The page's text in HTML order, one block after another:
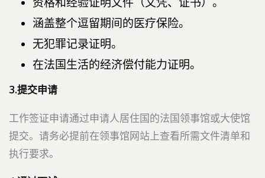
涵盖整个逗留期间的医疗保险。
无犯罪记录证明。
在法国生活的经济偿付能力证明。
3.提交申请
工作签证申请通过申请人居住国的法国领事馆或大使馆
提交。请务必提前在领事馆网站上查看所需文件清单和
执行要求。